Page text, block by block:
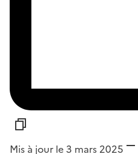
Mis à jour le 3 mars 2025